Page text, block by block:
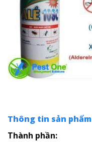
Thông tin sản phẩm
Thành phần: